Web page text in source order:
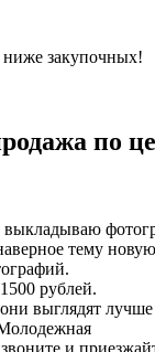
ниже закупочных!
по
выкладываю
тему
рублей.
выглядят лучше